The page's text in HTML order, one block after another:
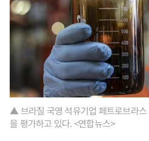
▲ 브라질 국영 석유기업 페트로브라
을 평가하고 있다. <연합뉴스>